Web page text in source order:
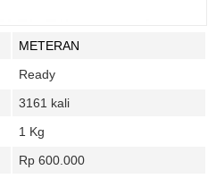
METERAN
Ready
3161 kali
1 Kg
Rp 600.000